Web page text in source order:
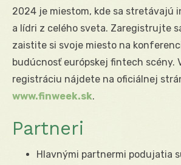
2024 je miestom, kde sa stretávajú
a lídri z celého sveta. Zaregistrujte
zaistite si svoje miesto na
budúcnosť európskej fintech scény.
registráciu nájdete na oficiálnej
www.finweek.sk.
Partneri
Hlavnými partnermi podujatia